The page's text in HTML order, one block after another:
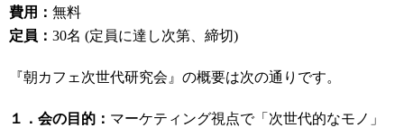
費用： 無料
定員： 30名 (定員に達し次第、締切)
『朝カフェ次世代研究会』の概要は次の通りです。
１．会の目的： マーケティング視点で「次世代的なモノ」